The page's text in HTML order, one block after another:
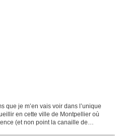
que je m’en vais voir dans l’unique
en cette ville de Montpellier où
(et non point la canaille de